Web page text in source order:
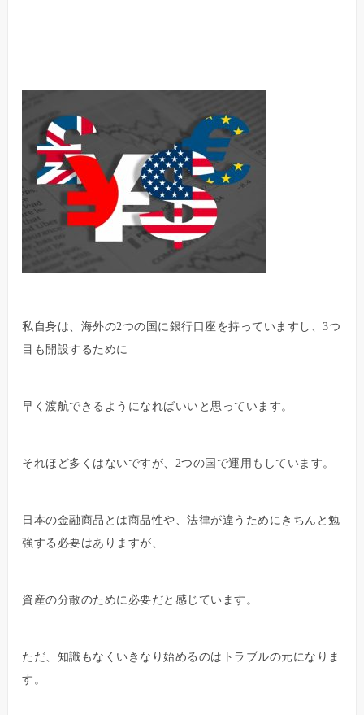
私自身は、海外の2つの国に銀行口座を持っていますし、3つ
目も開設するために
早く渡航できるようになればいいと思っています。
それほど多くはないですが、2つの国で運用もしています。
日本の金融商品とは商品性や、法律が違うためにきちんと勉
強する必要はありますが、
資産の分散のために必要だと感じています。
ただ、知識もなくいきなり始めるのはトラブルの元になりま
す。